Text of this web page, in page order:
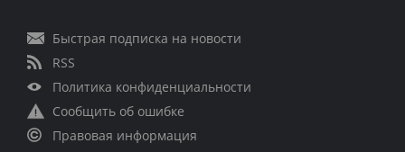
Быстрая подписка на новости
RSS
Политика конфиденциальности
Сообщить об ошибке
Правовая информация